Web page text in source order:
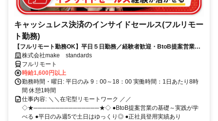
キャッシュレス決済のインサイドセールス(フルリモー
ト勤務)
【フルリモート勤務OK】平日５日勤務／経験者歓迎・BtoB提案営業で
スキルアップ
株式会社make standards
フルリモート
時給1,600円以上
勤務時間・曜日: 平日のみ 9：00～18：00 実働時間：1日あたり8時
間 休憩1時間
仕事内容: ＼＼在宅型リモートワーク ／／
◇★───────────────★◇ ●BtoB提案営業の基礎～実践が学
べる ●平日のみ週5で土日はゆっくり◎ ●正社員登用実績あり